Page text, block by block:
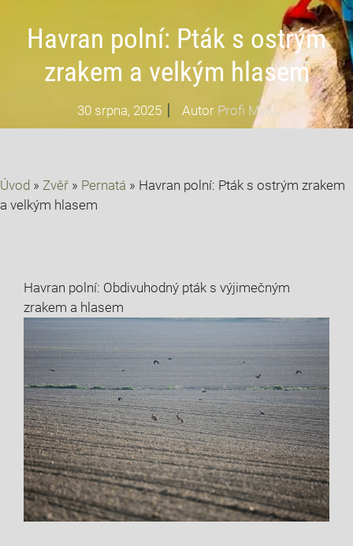
Havran polní: Pták s ostrým
zrakem a velkým hlasem
30 srpna, 2025 Autor Profi Mysl
Úvod » Zvěř » Pernatá » Havran polní: Pták s ostrým zrakem
a velkým hlasem
Havran polní: Obdivuhodný pták s výjimečným
zrakem a hlasem